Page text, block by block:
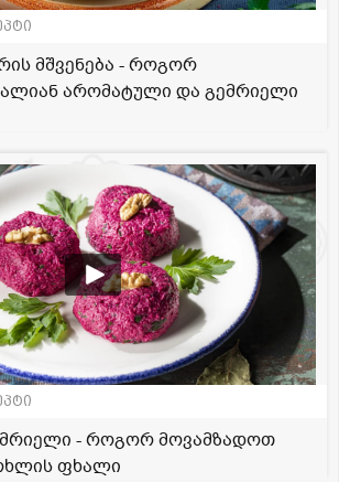
მშვენება - როგორ
არომატული და გემრიელი
- როგორ მოვამზადოთ
ფხალი